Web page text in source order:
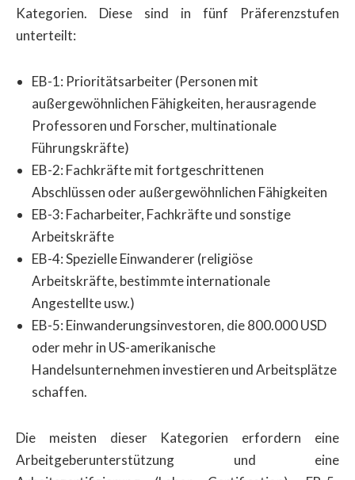
Kategorien. Diese sind in fünf Präferenzstufen
unterteilt:
EB-1: Prioritätsarbeiter (Personen mit
außergewöhnlichen Fähigkeiten, herausragende
Professoren und Forscher, multinationale
Führungskräfte)
EB-2: Fachkräfte mit fortgeschrittenen
Abschlüssen oder außergewöhnlichen Fähigkeiten
EB-3: Facharbeiter, Fachkräfte und sonstige
Arbeitskräfte
EB-4: Spezielle Einwanderer (religiöse
Arbeitskräfte, bestimmte internationale
Angestellte usw.)
EB-5: Einwanderungsinvestoren, die 800.000 USD
oder mehr in US-amerikanische
Handelsunternehmen investieren und Arbeitsplätze
schaffen.
Die meisten dieser Kategorien erfordern eine
Arbeitgeberunterstützung und eine